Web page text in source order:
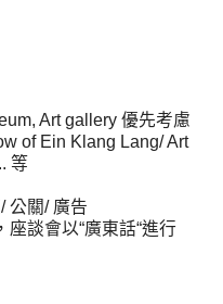
Art gallery 優先考慮
of Ein Klang Lang/ Art
等
公關/ 廣告
談會以“廣東話“進行